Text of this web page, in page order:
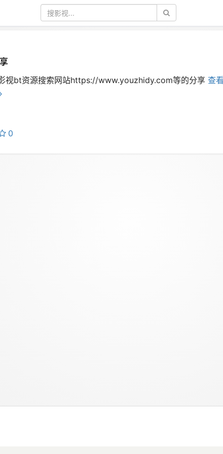
视bt资源搜索网站https://www.youzhidy.com等的分享 查
0